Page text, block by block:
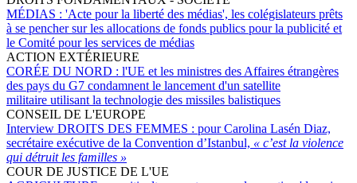
MÉDIAS : 'Acte pour la liberté des médias', les colégislateurs prêts
à se pencher sur les allocations de fonds publics pour la publicité et
le Comité pour les services de médias
ACTION EXTÉRIEURE
CORÉE DU NORD : l'UE et les ministres des Affaires étrangères
des pays du G7 condamnent le lancement d'un satellite
militaire utilisant la technologie des missiles balistiques
CONSEIL DE L'EUROPE
Interview DROITS DES FEMMES : pour Carolina Lasén Diaz,
secrétaire exécutive de la Convention d’Istanbul, « c’est la violence
qui détruit les familles »
COUR DE JUSTICE DE L'UE